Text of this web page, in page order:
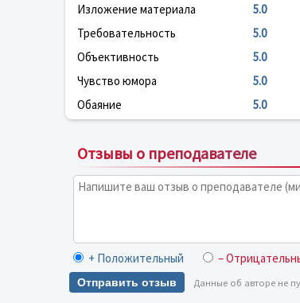
Изложение материала
5.0
Требовательность
5.0
Объективность
5.0
Чувство юмора
5.0
Обаяние
5.0
Отзывы о преподавателе
+ Положительный –
Отправить отзыв Данные об авторе не